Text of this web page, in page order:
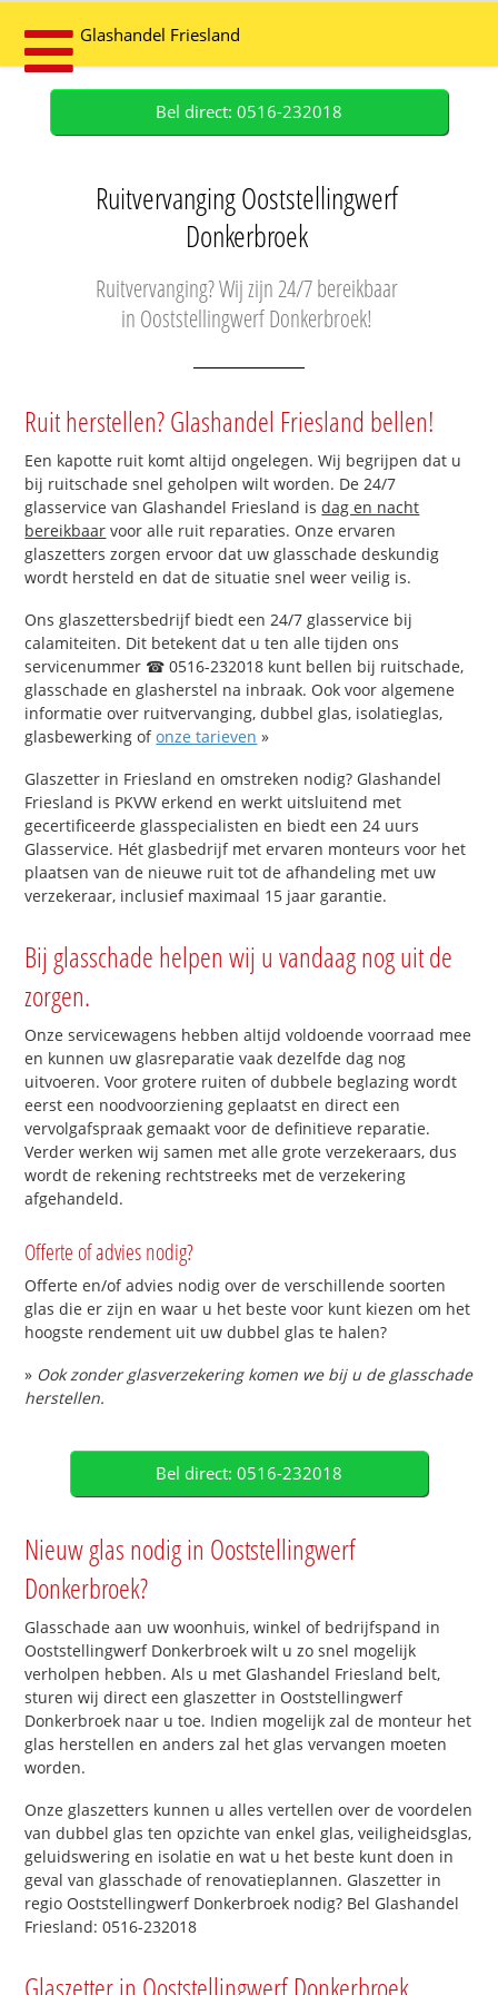
Glashandel Friesland
Bel direct: 0516-232018
Ruitvervanging Ooststellingwerf
Donkerbroek
Ruitvervanging? Wij zijn 24/7 bereikbaar
in Ooststellingwerf Donkerbroek!
Ruit herstellen? Glashandel Friesland bellen!
Een kapotte ruit komt altijd ongelegen. Wij begrijpen dat u
bij ruitschade snel geholpen wilt worden. De 24/7
glasservice van Glashandel Friesland isdag en nacht
bereikbaar voor alle ruit reparaties. Onze ervaren
glaszetters zorgen ervoor dat uw glasschade deskundig
wordt hersteld en dat de situatie snel weer veilig is.
Ons glaszettersbedrijf biedt een 24/7 glasservice bij
calamiteiten. Dit betekent dat u ten alle tijden ons
servicenummer ☎ 0516-232018 kunt bellen bij ruitschade,
glasschade en glasherstel na inbraak. Ook voor algemene
informatie over ruitvervanging, dubbel glas, isolatieglas,
glasbewerking ofonze tarieven »
Glaszetter in Friesland en omstreken nodig? Glashandel
Friesland is PKVW erkend en werkt uitsluitend met
gecertificeerde glasspecialisten en biedt een 24 uurs
Glasservice. Hét glasbedrijf met ervaren monteurs voor het
plaatsen van de nieuwe ruit tot de afhandeling met uw
verzekeraar, inclusief maximaal 15 jaar garantie.
Bij glasschade helpen wij u vandaag nog uit de
zorgen.
Onze servicewagens hebben altijd voldoende voorraad mee
en kunnen uw glasreparatie vaak dezelfde dag nog
uitvoeren. Voor grotere ruiten of dubbele beglazing wordt
eerst een noodvoorziening geplaatst en direct een
vervolgafspraak gemaakt voor de definitieve reparatie.
Verder werken wij samen met alle grote verzekeraars, dus
wordt de rekening rechtstreeks met de verzekering
afgehandeld.
Offerte of advies nodig?
Offerte en/of advies nodig over de verschillende soorten
glas die er zijn en waar u het beste voor kunt kiezen om het
hoogste rendement uit uw dubbel glas te halen?
» Ook zonder glasverzekering komen we bij u de glasschade
herstellen.
Bel direct: 0516-232018
Nieuw glas nodig in Ooststellingwerf
Donkerbroek?
Glasschade aan uw woonhuis, winkel of bedrijfspand in
Ooststellingwerf Donkerbroek wilt u zo snel mogelijk
verholpen hebben. Als u met Glashandel Friesland belt,
sturen wij direct een glaszetter in Ooststellingwerf
Donkerbroek naar u toe. Indien mogelijk zal de monteur het
glas herstellen en anders zal het glas vervangen moeten
worden.
Onze glaszetters kunnen u alles vertellen over de voordelen
van dubbel glas ten opzichte van enkel glas, veiligheidsglas,
geluidswering en isolatie en wat u het beste kunt doen in
geval van glasschade of renovatieplannen. Glaszetter in
regio Ooststellingwerf Donkerbroek nodig? Bel Glashandel
Friesland: 0516-232018
Glaszetter in Ooststellingwerf Donkerbroek